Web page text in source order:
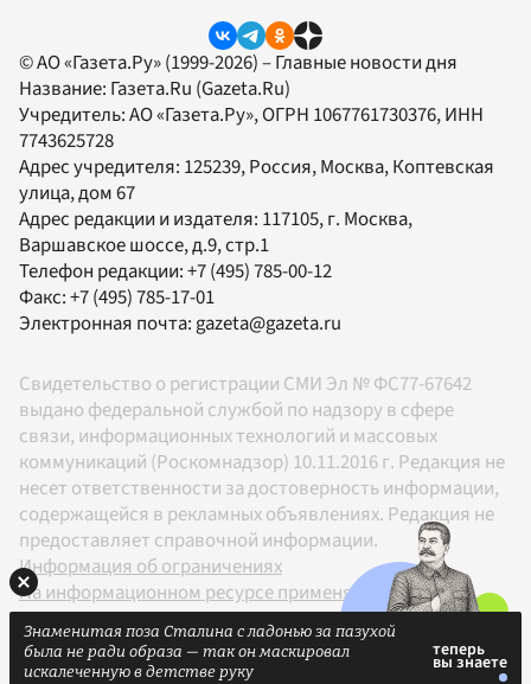
© АО «Газета.Ру» (1999-2026) – Главные новости дня
Название: Газета.Ru (Gazeta.Ru)
Учредитель:АО «Газета.Ру», ОГРН 1067761730376, ИНН
7743625728
Адрес учредителя: 125239, Россия, Москва, Коптевская
улица, дом 67
Адрес редакции и издателя: 117105, г. Москва,
Варшавское шоссе, д.9, стр.1
Телефон редакции:+7 (495) 785-00-12
Факс:+7 (495) 785-17-01
Электронная почта:gazeta@gazeta.ru
Свидетельство о регистрации СМИ Эл № ФС77-67642
выдано федеральной службой по надзору в сфере
связи, информационных технологий и массовых
коммуникаций (Роскомнадзор) 10.11.2016 г. Редакция не
несет ответственности за достоверность информации,
содержащейся в рекламных объявлениях. Редакция не
предоставляет справочной информации.
Информация об ограничениях
На информационном ресурсе применяются
рекомендательные технологии в соответствии с
Правилами
Знаменитая поза Сталина с ладонью за пазухой
была не ради образа — так он маскировал
искалеченную в детстве руку